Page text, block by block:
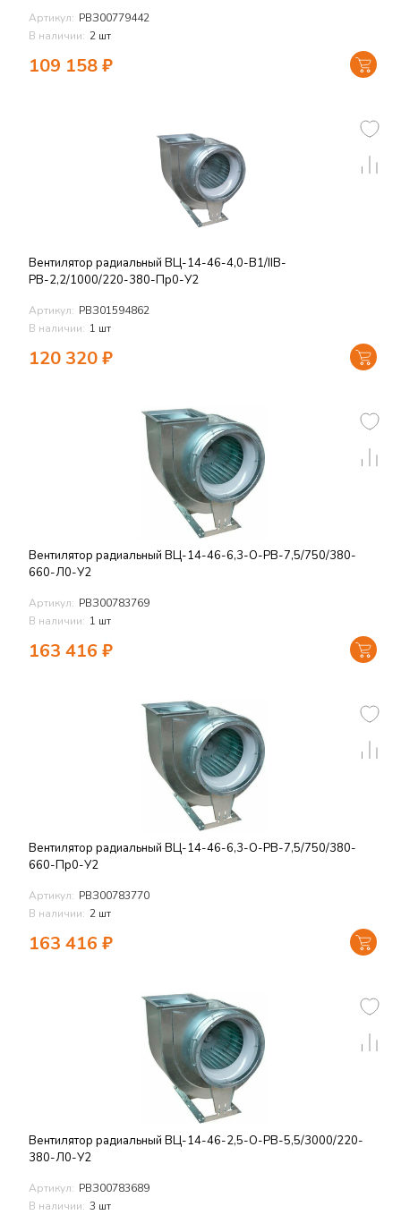
Артикул: РВЗ00779442
В наличии: 2 шт
109 158₽
Вентилятор радиальный ВЦ-14-46-4,0-В1/IIB-
РВ-2,2/1000/220-380-Пр0-У2
Артикул: РВЗ01594862
В наличии: 1 шт
120 320₽
Вентилятор радиальный ВЦ-14-46-6,3-О-РВ-7,5/750/380-
660-Л0-У2
Артикул: РВЗ00783769
В наличии: 1 шт
163 416 ₽
Вентилятор радиальный ВЦ-14-46-6,3-О-РВ-7,5/750/380-
660-Пр0-У2
Артикул: РВЗ00783770
В наличии: 2 шт
163 416 ₽
Вентилятор радиальный ВЦ-14-46-2,5-О-РВ-5,5/3000/220-
380-Л0-У2
Артикул: РВЗ00783689
В наличии: 3 шт